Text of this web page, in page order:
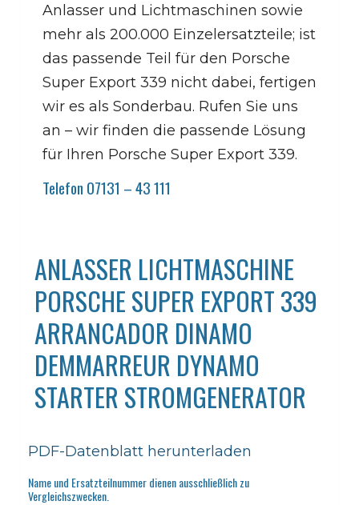
Anlasser und Lichtmaschinen sowie
mehr als 200.000 Einzelersatzteile; ist
das passende Teil für den Porsche
Super Export 339 nicht dabei, fertigen
wir es als Sonderbau. Rufen Sie uns
an – wir finden die passende Lösung
für Ihren Porsche Super Export 339.
Telefon 07131 – 43 111
ANLASSER LICHTMASCHINE
PORSCHE SUPER EXPORT 339
ARRANCADOR DINAMO
DEMMARREUR DYNAMO
STARTER STROMGENERATOR
PDF-Datenblatt herunterladen
Name und Ersatzteilnummer dienen ausschließlich zu
Vergleichszwecken.